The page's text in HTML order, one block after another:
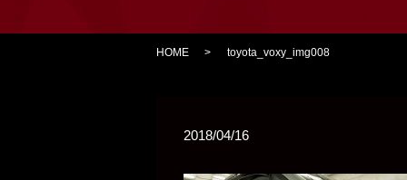
HOME toyota_voxy_img008
2018/04/16